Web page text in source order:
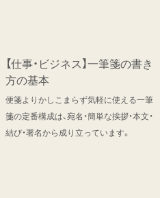
【仕事・ビジネス】一筆箋の書き
方の基本
便箋よりかしこまらず気軽に使える一筆
箋の定番構成は、宛名・簡単な挨拶・本文・
結び・署名から成り立っています。